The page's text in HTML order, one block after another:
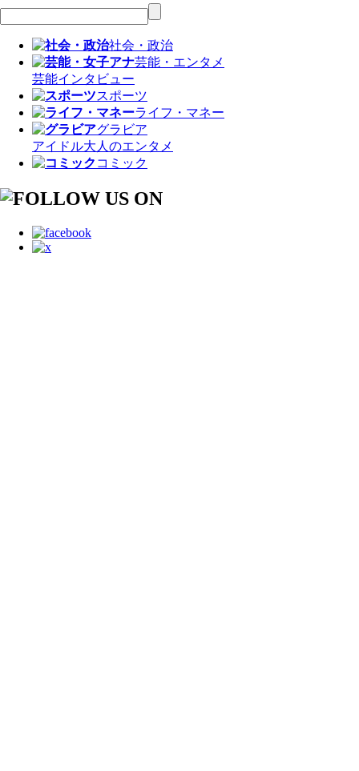
社会・政治
芸能・エンタメ
芸能インタビュー
スポーツ
ライフ・マネー
グラビア
アイドル大人のエンタメ
コミック